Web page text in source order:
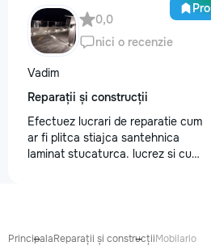
Pro
0,0
nici o recenzie
Vadim
Reparații și construcții
Efectuez lucrari de reparatie cum
ar fi plitca stiajca santehnica
laminat stucaturca. lucrez si cu
PrincipalaReparații și construcțiiMobilario